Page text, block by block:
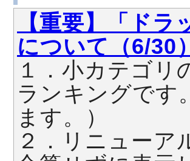
【重要】「ド
について（6/30）
１．小カテゴリ
ランキングです
ます。）
２．リニューア